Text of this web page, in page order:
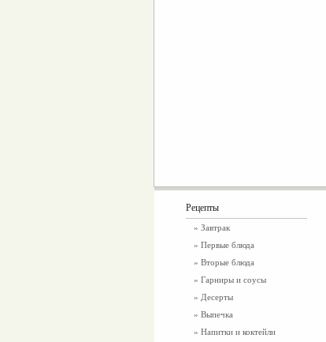
Рецепты
» Завтрак
» Первые блюда
» Вторые блюда
» Гарниры и соусы
» Десерты
» Выпечка
» Напитки и коктейли